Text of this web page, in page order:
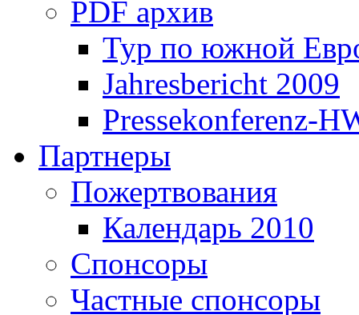
PDF архив
Тур по южной
Jahresbericht 2009
Pressekonferenz-
Партнеры
Пожертвования
Календарь 2010
Спонсоры
Частные спонсоры